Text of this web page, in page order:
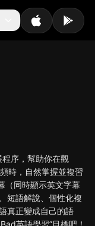
序，幫助你在觀
時，自然掌握並複習
（同時顯示英文字幕
短語解說、個性化複
真正變成自己的語
英語學習”目標吧！